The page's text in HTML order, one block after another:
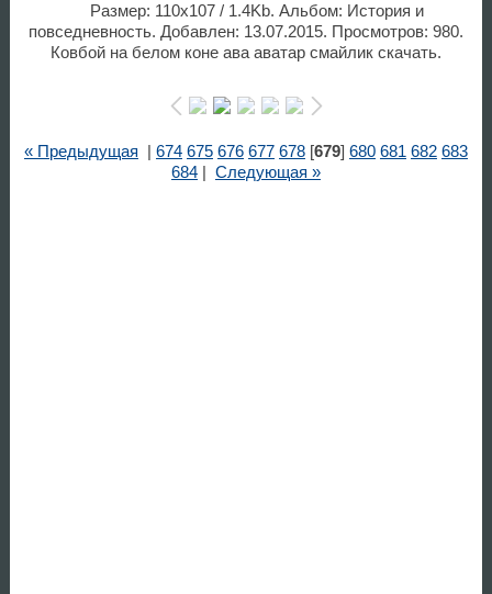
Размер: 110x107 / 1.4Kb. Альбом: История и
повседневность. Добавлен: 13.07.2015. Просмотров: 980.
Ковбой на белом коне ава аватар смайлик скачать.
« Предыдущая 674 675 676 677 678[679] 680 681 682 683
684| Следующая »